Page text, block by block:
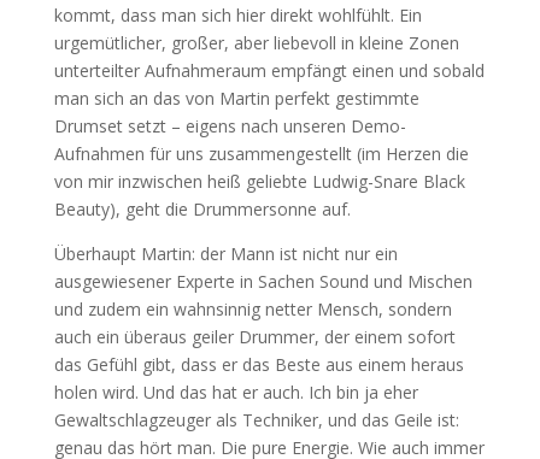
kommt, dass man sich hier direkt wohlfühlt. Ein
urgemütlicher, großer, aber liebevoll in kleine Zonen
unterteilter Aufnahmeraum empfängt einen und sobald
man sich an das von Martin perfekt gestimmte
Drumset setzt – eigens nach unseren Demo-
Aufnahmen für uns zusammengestellt (im Herzen die
von mir inzwischen heiß geliebte Ludwig-Snare Black
Beauty), geht die Drummersonne auf.
Überhaupt Martin: der Mann ist nicht nur ein
ausgewiesener Experte in Sachen Sound und Mischen
und zudem ein wahnsinnig netter Mensch, sondern
auch ein überaus geiler Drummer, der einem sofort
das Gefühl gibt, dass er das Beste aus einem heraus
holen wird. Und das hat er auch. Ich bin ja eher
Gewaltschlagzeuger als Techniker, und das Geile ist:
genau das hört man. Die pure Energie. Wie auch immer